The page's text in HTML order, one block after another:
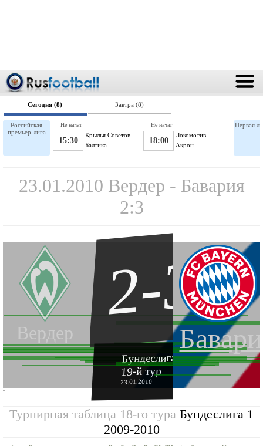
Сегодня (8) Завтра (8)
Российская
премьер-лига
Крылья Советов
15:30 Балтика
Не начат
Локомотив
18:00 Акрон
Не начат Первая
23.01.2010 Вердер - Бавария
2:3
Вердер
2-3
Бундеслига 1 2009-2010
19-й тур
23.01.2010
''
Турнирная таблица 18-го тура Бундеслига 1
2009-2010